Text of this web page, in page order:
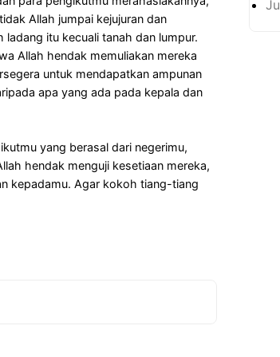
Allah jumpai kejujuran dan
itu kecuali tanah dan lumpur.
Allah hendak memuliakan mereka
untuk mendapatkan ampunan
apa yang ada pada kepala dan
yang berasal dari negerimu,
hendak menguji kesetiaan mereka,
kepadamu. Agar kokoh tiang-tiang